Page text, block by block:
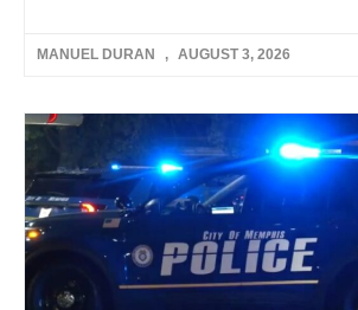
MANUEL DURAN AUGUST 3, 2026